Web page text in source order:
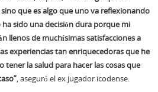
que es algo que uno va reflexionando
sido una decisión dura porque mi
llenos de muchísimas satisfacciones a
experiencias tan enriquecedoras que he
la salud para hacer las cosas que
, aseguró el ex jugador icodense.